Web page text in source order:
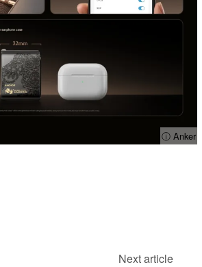
ⓘ Anker
Next article